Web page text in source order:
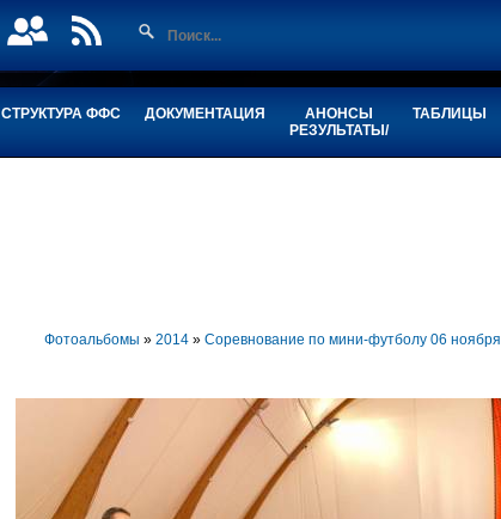
СТРУКТУРА ФФС ДОКУМЕНТАЦИЯ
АНОНСЫ
РЕЗУЛЬТАТЫ/
ТАБЛИЦЫ
Фотоальбомы » 2014» Соревнование по мини-футболу 06 ноября